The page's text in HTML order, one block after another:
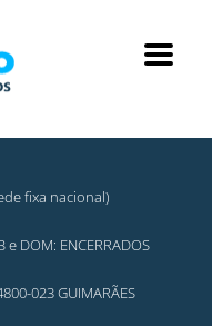
fixa nacional)
e DOM: ENCERRADOS
023 GUIMARÃES